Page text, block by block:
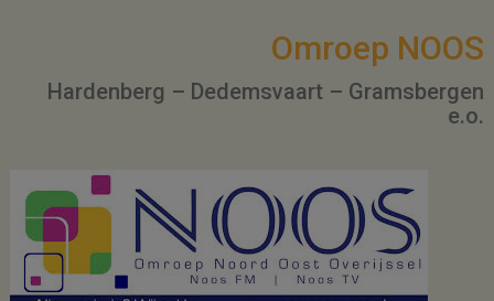
Omroep NOOS
Hardenberg – Dedemsvaart – Gramsbergen
e.o.